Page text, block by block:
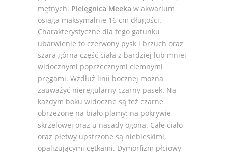
mętnych. Pielęgnica Meeka w akwarium
osiąga maksymalnie 16 cm długości.
Charakterystyczne dla tego gatunku
ubarwienie to czerwony pysk i brzuch oraz
szara górna część ciała z bardziej lub mniej
widocznymi poprzecznymi ciemnymi
pręgami. Wzdłuż linii bocznej można
zauważyć nieregularny czarny pasek. Na
każdym boku widoczne są też czarne
obrzeżone na biało plamy: na pokrywie
skrzelowej oraz u nasady ogona. Całe ciało
oraz płetwy upstrzone są niebieskimi,
opalizującymi cętkami. Dymorfizm płciowy